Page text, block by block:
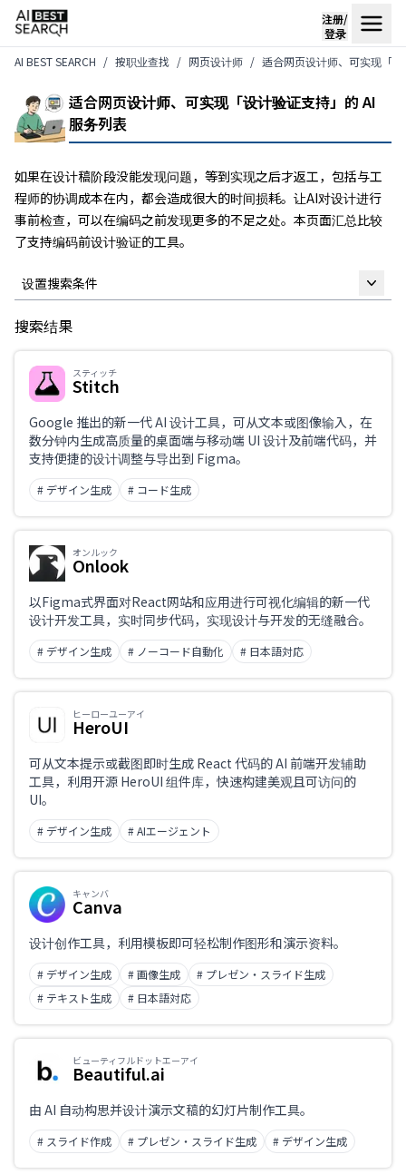
注册/
登录
AI BEST SEARCH
按职业查找 网页设计师 适合网页设计师、可实现「
适合网页设计师、可实现「设计验证支持」的 AI
服务列表
如果在设计稿阶段没能发现问题，等到实现之后才返工，包括与工
程师的协调成本在内，都会造成很大的时间损耗。让AI对设计进行
事前检查，可以在编码之前发现更多的不足之处。本页面汇总比较
了支持编码前设计验证的工具。
设置搜索条件
自由关键词
仅限支持日语
业务课题
职业
搜索结果
スティッチ
Stitch
Google 推出的新一代 AI 设计工具，可从文本或图像输入，在
数分钟内生成高质量的桌面端与移动端 UI 设计及前端代码，并
支持便捷的设计调整与导出到 Figma。
# デザイン生成 # コード生成
オンルック
Onlook
以Figma式界面对React网站和应用进行可视化编辑的新一代
设计开发工具，实时同步代码，实现设计与开发的无缝融合。
# デザイン生成 # ノーコード自動化 # 日本語対応
ヒーローユーアイ
HeroUI
可从文本提示或截图即时生成 React 代码的 AI 前端开发辅助
工具，利用开源 HeroUI 组件库，快速构建美观且可访问的
UI。
# デザイン生成 # AIエージェント
キャンバ
Canva
设计创作工具，利用模板即可轻松制作图形和演示资料。
# デザイン生成 # 画像生成
# プレゼン・スライド生成
# テキスト生成
# 日本語対応
ビューティフルドットエーアイ
Beautiful.ai
由 AI 自动构思并设计演示文稿的幻灯片制作工具。
# スライド作成 # プレゼン・スライド生成 # デザイン生成